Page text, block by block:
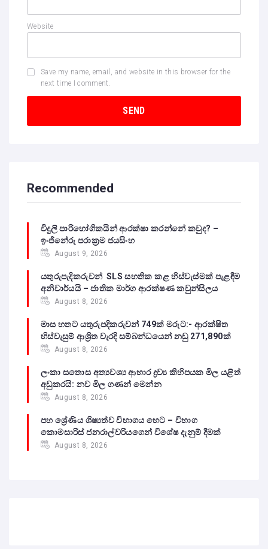
Website
Save my name, email, and website in this browser for the
next time I comment.
Recommended
විදුලි පාරිභෝගිකයින් ආරක්ෂා කරන්නේ කවුද? –
ඉංජිනේරු පරාක්‍රම ජයසිංහ
August 9, 2026
යතුරුපැදිකරුවන් SLS සහතික කළ හිස්වැස්මක් පැළඳීම
අනිවාර්යයි – ජාතික මාර්ග ආරක්ෂණ කවුන්සිලය
August 8, 2026
මාස හතට යතුරුපදිකරුවන් 749ක් මරුට:- ආරක්ෂිත
හිස්වැසුම් ආශ්‍රිත වැරදි සම්බන්ධයෙන් නඩු 271,890ක්
August 8, 2026
ලංකා සතොස අත්‍යවශ්‍ය ආහාර ද්‍රව්‍ය කිහිපයක මිල යළිත්
අඩුකරයි: නව මිල ගණන් මෙන්න
August 8, 2026
පහ ශ්‍රේණිය ශිෂ්‍යත්ව විභාගය හෙට – විභාග
කොමසාරිස් ජනරාල්වරියගෙන් විශේෂ දැනුම් දීමක්
August 8, 2026